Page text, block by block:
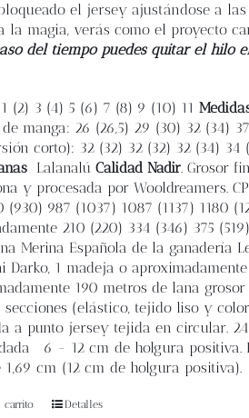
el jersey ajustándose a
la magia, verás como el proyecto
del tiempo puedes quitar el
(2) 3 (4) 5 (6) 7 (8) 9 (10) 11
manga: 26 (26,5) 29 (30) 32 (34)
corto): 32 (32) 32 (32) 32 (34)
Lalanalú Calidad Nadir. Grosor
y procesada por Wooldreamers.
(930) 987 (1037) 1087 (1137) 1180
210 (220) 334 (346) 375
Merina Española de la ganadería
Darko, 1 madeja o
190 metros de lana
secciones (elástico, tejido liso y
a punto jersey tejida en circular.
6 - 12 cm de holgura
cm (12 cm de holgura
Detalles